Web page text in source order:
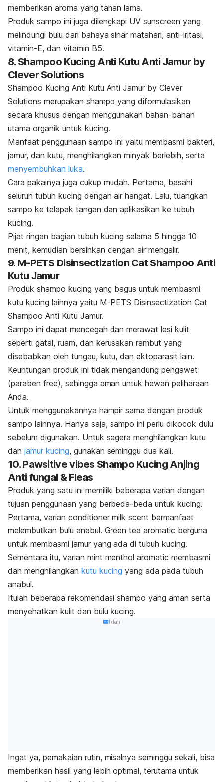
memberikan aroma yang tahan lama.
Produk sampo ini juga dilengkapi UV sunscreen yang
melindungi bulu dari bahaya sinar matahari, anti-iritasi,
vitamin-E, dan vitamin B5.
8. Shampoo Kucing Anti Kutu Anti Jamur by
Clever Solutions
Shampoo Kucing Anti Kutu Anti Jamur by Clever
Solutions merupakan shampo yang diformulasikan
secara khusus dengan menggunakan bahan-bahan
utama organik untuk kucing.
Manfaat penggunaan sampo ini yaitu membasmi bakteri,
jamur, dan kutu, menghilangkan minyak berlebih, serta
menyembuhkan luka.
Cara pakainya juga cukup mudah. Pertama, basahi
seluruh tubuh kucing dengan air hangat. Lalu, tuangkan
sampo ke telapak tangan dan aplikasikan ke tubuh
kucing.
Pijat ringan bagian tubuh kucing selama 5 hingga 10
menit, kemudian bersihkan dengan air mengalir.
9. M-PETS Disinsectization Cat Shampoo Anti
Kutu Jamur
Produk shampo kucing yang bagus untuk membasmi
kutu kucing lainnya yaitu M-PETS Disinsectization Cat
Shampoo Anti Kutu Jamur.
Sampo ini dapat mencegah dan merawat lesi kulit
seperti gatal, ruam, dan kerusakan rambut yang
disebabkan oleh tungau, kutu, dan ektoparasit lain.
Keuntungan produk ini tidak mengandung pengawet
(paraben free), sehingga aman untuk hewan peliharaan
Anda.
Untuk menggunakannya hampir sama dengan produk
sampo lainnya. Hanya saja, sampo ini perlu dikocok dulu
sebelum digunakan. Untuk segera menghilangkan kutu
dan jamur kucing, gunakan seminggu dua kali.
10. Pawsitive vibes Shampo Kucing Anjing
Anti fungal & Fleas
Produk yang satu ini memiliki beberapa varian dengan
tujuan penggunaan yang berbeda-beda untuk kucing.
Pertama, varian conditioner milk scent bermanfaat
melembutkan bulu anabul. Green tea aromatic berguna
untuk membasmi jamur yang ada di tubuh kucing.
Sementara itu, varian mint menthol aromatic membasmi
dan menghilangkan kutu kucing yang ada pada tubuh
anabul.
Itulah beberapa rekomendasi shampo yang aman serta
menyehatkan kulit dan bulu kucing.
Iklan
Ingat ya, pemakaian rutin, misalnya seminggu sekali, bisa
memberikan hasil yang lebih optimal, terutama untuk